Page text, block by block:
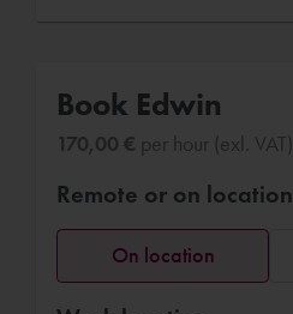
Book Edwin
170,00 € per hour (exl. VAT)
Remote or on location
On location